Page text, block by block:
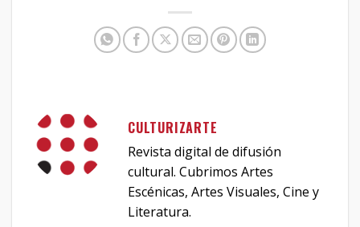
CULTURIZARTE
Revista digital de difusión
cultural. Cubrimos Artes
Escénicas, Artes Visuales, Cine y
Literatura.